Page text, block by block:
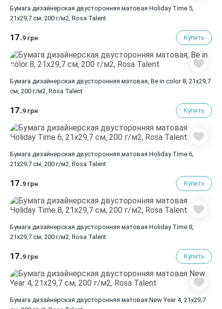
Бумага дизайнерская двусторонняя матовая Holiday Time 5,
21х29,7 см, 200 г/м2, Rosa Talent
17.9 грн Купить
Бумага дизайнерская двусторонняя матовая, Be in color 8, 21х29,7
см, 200 г/м2, Rosa Talent
17.9 грн Купить
Бумага дизайнерская двусторонняя матовая Holiday Time 6,
21х29,7 см, 200 г/м2, Rosa Talent
17.9 грн Купить
Бумага дизайнерская двусторонняя матовая Holiday Time 8,
21х29,7 см, 200 г/м2, Rosa Talent
17.9 грн Купить
Бумага дизайнерская двусторонняя матовая New Year 4, 21х29,7